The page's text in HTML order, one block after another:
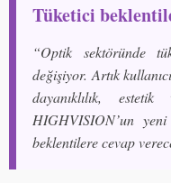
Tüketici
“Optik sektöründe
değişiyor. Artık
dayanıklılık,
HIGHVISION’un
beklentilere cevap